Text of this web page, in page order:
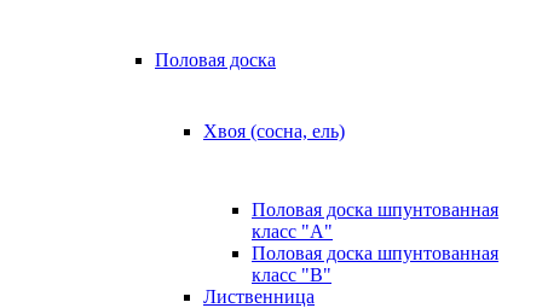
Половая доска
Хвоя (сосна, ель)
Половая доска шпунтованная
класс "А"
Половая доска шпунтованная
класс "B"
Лиственница